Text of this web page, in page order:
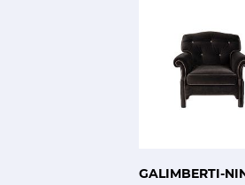
GALIMBERTI-